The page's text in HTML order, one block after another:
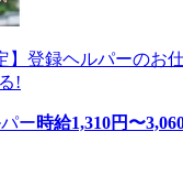
】登録ヘルパーのお
!
ー時給1,310円〜